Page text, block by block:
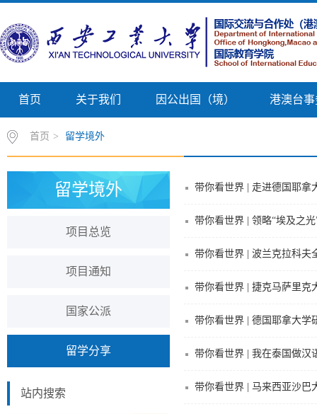
首页 关于我们 因公出国（境） 港澳台
首页 > 留学境外
留学境外
项目总览
项目通知
国家公派
留学分享
站内搜索
带你看世界 | 走进德国耶拿
带你看世界 | 领略“埃及之
带你看世界 | 波兰克拉科夫
带你看世界 | 捷克马萨里克
带你看世界 | 德国耶拿大学
带你看世界 | 我在泰国做汉
带你看世界 | 马来西亚沙巴